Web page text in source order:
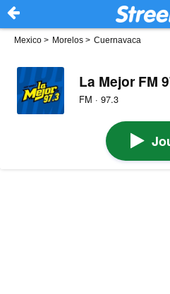
Mexico > Morelos > Cuernavaca
La Mejor FM
FM · 97.3